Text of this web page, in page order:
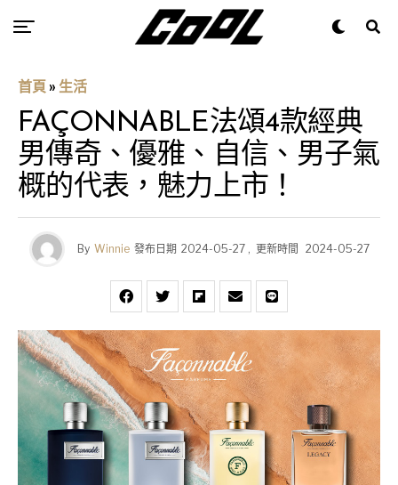
首頁 » 生活
FAÇONNABLE法頌4款經典
男傳奇、優雅、自信、男子氣
概的代表，魅力上市！
By Winnie 發布日期 2024-05-27, 更新時間 2024-05-27